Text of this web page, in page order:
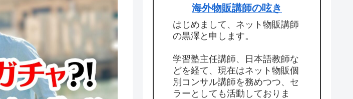
海外物販講師の呟き
はじめまして、ネット物販講師
の黒澤と申します。
学習塾主任講師、日本語教師な
どを経て、現在はネット物販個
別コンサル講師を務めつつ、セ
ラーとしても活動しておりま